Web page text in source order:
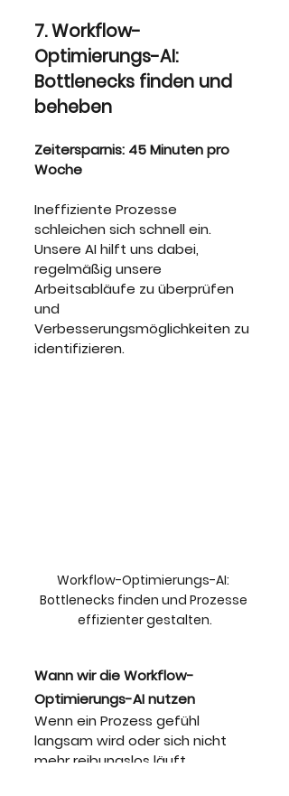
7. Workflow-
Optimierungs-AI:
Bottlenecks finden und
beheben
Zeitersparnis: 45 Minuten pro
Woche
Ineffiziente Prozesse
schleichen sich schnell ein.
Unsere AI hilft uns dabei,
regelmäßig unsere
Arbeitsabläufe zu überprüfen
und
Verbesserungsmöglichkeiten zu
identifizieren.
Workflow-Optimierungs-AI:
Bottlenecks finden und Prozesse
effizienter gestalten.
Wann wir die Workflow-
Optimierungs-AI nutzen
Wenn ein Prozess gefühl
langsam wird oder sich nicht
mehr reibungslos läuft,